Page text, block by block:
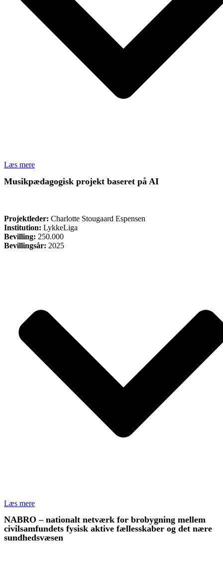
Læs mere
Musikpædagogisk projekt baseret på AI
Projektleder: Charlotte Stougaard Espensen
Institution: LykkeLiga
Bevilling: 250.000
Bevillingsår: 2025
Læs mere
NABRO – nationalt netværk for brobygning mellem
civilsamfundets fysisk aktive fællesskaber og det nære
sundhedsvæsen